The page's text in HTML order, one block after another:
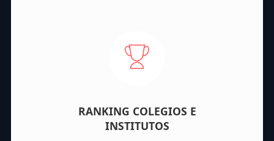
RANKING COLEGIOS E
INSTITUTOS